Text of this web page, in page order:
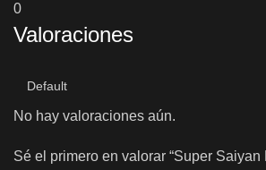
0
Valoraciones
No hay valoraciones aún.
Sé el primero en valorar “Super